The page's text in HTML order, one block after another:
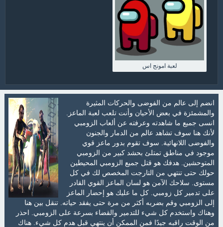
لعبة امونج اس
انضم إلى عالم من الفوضى والحركات المثيرة
والمشمئزة في بعض الأحيان وأنت تلعب لعبة الماعز.
انسى جميع ما شاهدته وعرفته عن ألعاب الزومبي
لأنك هنا سوف تشاهد عالم من الدمار والجنون
والفوضى اللانهائية. سوف تقوم بدور ماعز قوي
موجود في مناطق تمتلئ بحشد كبير من الزومبي
المتوحشين. هدفك هو قتل جميع الزومبي المحيطين
حولك حتى تنتهي من التارجت المخصص لك في كل
مستوى. سلاحك الآمن هو لسان الماعز القوي القادر
على تدمير كل زومبي. كل ما عليك هو إحضار الماعز
إلى الزومبي وقم بضربه أكثر من مرة حتى يفقد حياته. تنقل بين هنا
وهناك واستخدم كل شيء للتدمير والقضاء بسرعة على الزومبي. احذر
من الوقت راقبه جيدًا فمن الممكن أن ينتهي قبل هدم كل شيء. هناك